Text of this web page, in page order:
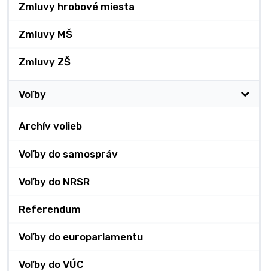
Zmluvy hrobové miesta
Zmluvy MŠ
Zmluvy ZŠ
Voľby
Archív volieb
Voľby do samospráv
Voľby do NRSR
Referendum
Voľby do europarlamentu
Voľby do VÚC